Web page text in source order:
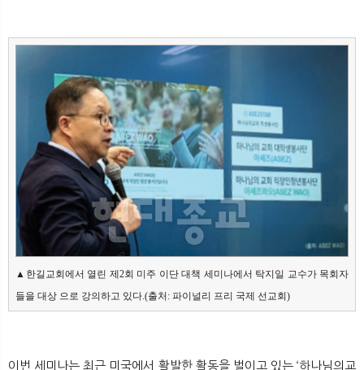
▲한길교회에서 열린 제2회 미주 이단 대책 세미나에서 탁지일 교수가 목회자
들을 대상 으로 강의하고 있다.(출처: 파이널리 프리 국제 선교회)
이번 세미나는 최근 미국에서 활발한 활동을 벌이고 있는 ‘하나님의교